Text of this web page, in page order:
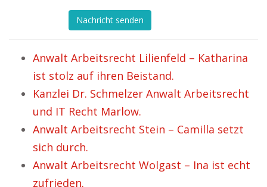
Nachricht senden
Anwalt Arbeitsrecht Lilienfeld – Katharina
ist stolz auf ihren Beistand.
Kanzlei Dr. Schmelzer Anwalt Arbeitsrecht
und IT Recht Marlow.
Anwalt Arbeitsrecht Stein – Camilla setzt
sich durch.
Anwalt Arbeitsrecht Wolgast – Ina ist echt
zufrieden.